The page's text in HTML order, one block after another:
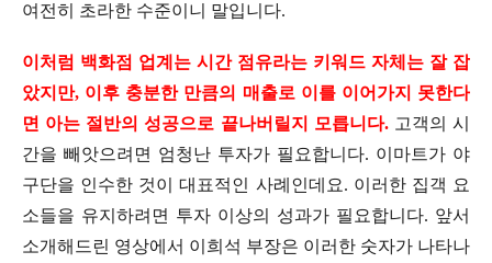
여전히 초라한 수준이니 말입니다.
이처럼 백화점 업계는 시간 점유라는 키워드 자체는 잘 잡
았지만, 이후 충분한 만큼의 매출로 이를 이어가지 못한다
면 아는 절반의 성공으로 끝나버릴지 모릅니다.고객의 시
간을 빼앗으려면 엄청난 투자가 필요합니다. 이마트가 야
구단을 인수한 것이 대표적인 사례인데요. 이러한 집객 요
소들을 유지하려면 투자 이상의 성과가 필요합니다. 앞서
소개해드린 영상에서 이희석 부장은 이러한 숫자가 나타나